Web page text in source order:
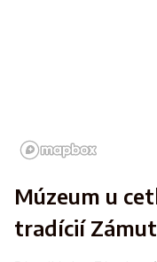
Múzeum u
tradícií